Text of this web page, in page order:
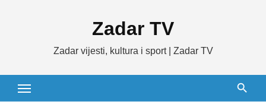
Zadar TV
Zadar vijesti, kultura i sport | Zadar TV